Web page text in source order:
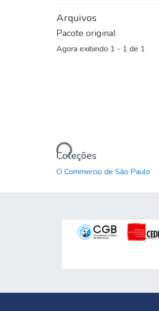
Arquivos
Pacote original
Agora exibindo 1 - 1 de 1
Carregando...
Coleções
O Commercio de São Paulo